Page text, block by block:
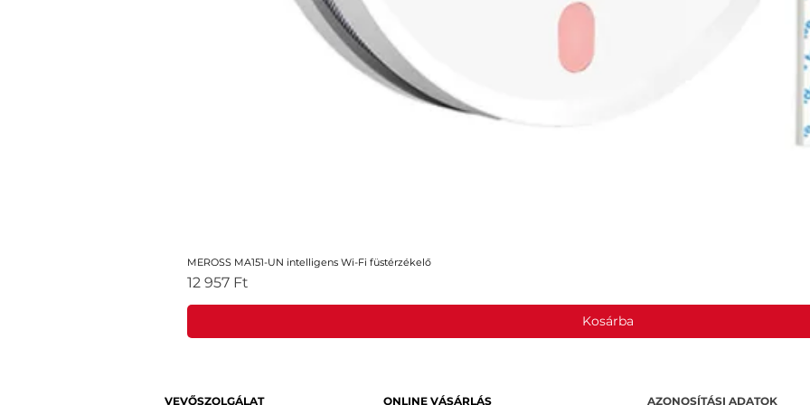
MEROSS MA151-UN intelligens Wi-Fi füstérzékelő
Ár
12 957 Ft
Kosárba
VEVŐSZOLGÁLAT ONLINE VÁSÁRLÁS AZONOSÍTÁSI ADATOK